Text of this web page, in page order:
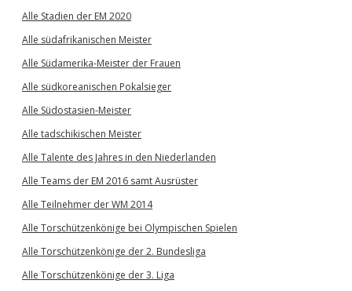
Alle Stadien der EM 2020
Alle südafrikanischen Meister
Alle Südamerika-Meister der Frauen
Alle südkoreanischen Pokalsieger
Alle Südostasien-Meister
Alle tadschikischen Meister
Alle Talente des Jahres in den Niederlanden
Alle Teams der EM 2016 samt Ausrüster
Alle Teilnehmer der WM 2014
Alle Torschützenkönige bei Olympischen Spielen
Alle Torschützenkönige der 2. Bundesliga
Alle Torschützenkönige der 3. Liga